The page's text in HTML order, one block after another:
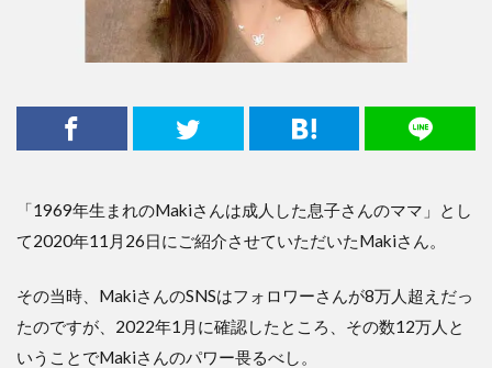
「1969年生まれのMakiさんは成人した息子さんのママ」とし
て2020年11月26日にご紹介させていただいたMakiさん。
その当時、MakiさんのSNSはフォロワーさんが8万人超えだっ
たのですが、2022年1月に確認したところ、その数12万人と
いうことでMakiさんのパワー畏るべし。